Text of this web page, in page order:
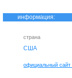
информация:
страна
США
официальный сайт